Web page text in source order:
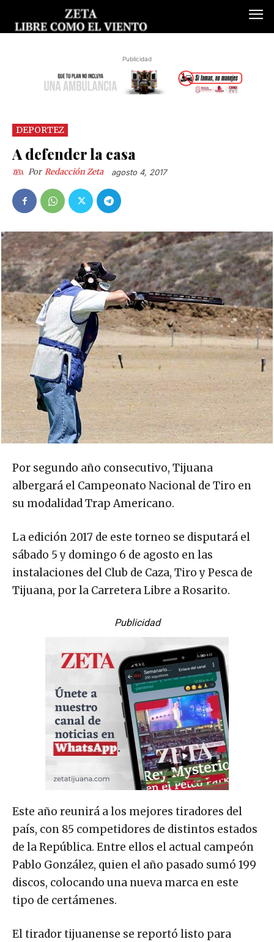
Publicidad
DEPORTEZ
A defender la casa
Por Redacción Zeta agosto 4, 2017
Por segundo año consecutivo, Tijuana
albergará el Campeonato Nacional de Tiro en
su modalidad Trap Americano.
La edición 2017 de este torneo se disputará el
sábado 5 y domingo 6 de agosto en las
instalaciones del Club de Caza, Tiro y Pesca de
Tijuana, por la Carretera Libre a Rosarito.
Publicidad
Este año reunirá a los mejores tiradores del
país, con 85 competidores de distintos estados
de la República. Entre ellos el actual campeón
Pablo González, quien el año pasado sumó 199
discos, colocando una nueva marca en este
tipo de certámenes.
El tirador tijuanense se reportó listo para